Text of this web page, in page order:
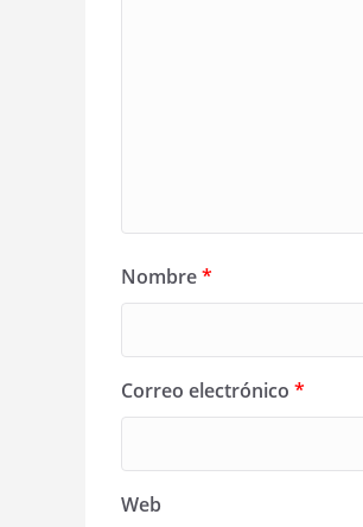
Nombre*
Correo electrónico *
Web